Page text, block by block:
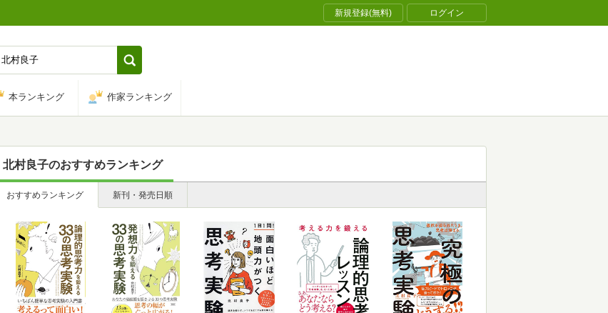
新規登録(無料) ログイン
本ランキング 作家ランキング
北村良子のおすすめランキング
おすすめランキング 新刊・発売日順